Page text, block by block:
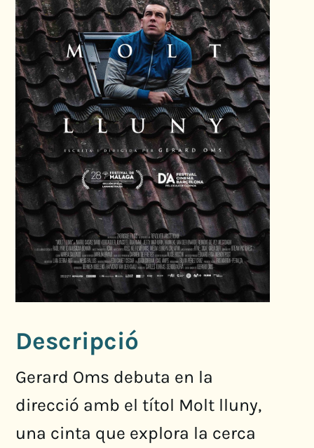
Descripció
Gerard Oms debuta en la
direcció amb el títol Molt lluny,
una cinta que explora la cerca